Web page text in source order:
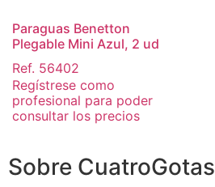
Paraguas Benetton
Plegable Mini Azul, 2 ud
Ref. 56402
Regístrese como
profesional para poder
consultar los precios
Sobre CuatroGotas